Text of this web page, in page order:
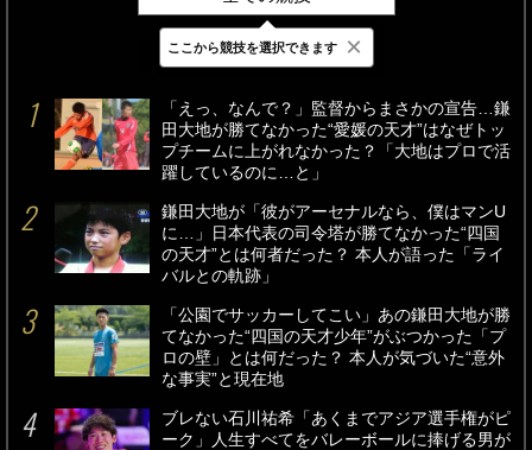
最新 24時間 週間
「えっ、なんで？」監督からまさかの宣告…鎌
田大地が勝てなかった“愛媛の天才”はなぜトッ
プチームに上がれなかった？「大地はプロで活
躍しているのに…と」
鎌田大地が「彼がアーセナルなら、僕はマンU
に…」日本代表の司令塔が勝てなかった“四国
の天才”とは何者だった？ 本人が語った「ライ
バルとの軌跡」
「公園でサッカーしてこい」あの鎌田大地が勝
てなかった“四国の天才少年”がぶつかった「プ
ロの壁」とは何だった？ 本人が気づいた“意外
な事実”と現在地
ブレない石川祐希「あくまでアジア選手権がピ
ーク」人生すべてをバレーボールに捧げる男が
ここから競技を選択できます ×